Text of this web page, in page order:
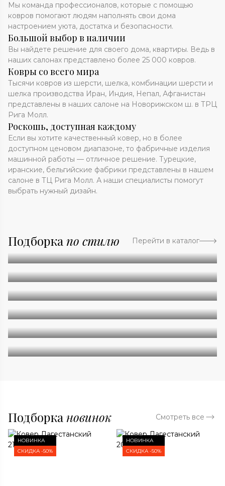
Мы команда профессионалов, которые с помощью
ковров помогают людям наполнять свои дома
настроением уюта, достатка и безопасности.
Большой выбор в наличии
Вы найдете решение для своего дома, квартиры. Ведь в
наших салонах представлено более 25 000 ковров.
Ковры со всего мира
Тысячи ковров из шерсти, шелка, комбинации шерсти и
шелка производства Иран, Индия, Непал, Афганистан
представлены в наших салоне на Новорижском ш. в ТРЦ
Рига Молл.
Роскошь, доступная каждому
Если вы хотите качественный ковер, но в более
доступном ценовом диапазоне, то фабричные изделия
машинной работы — отличное решение. Турецкие,
иранские, бельгийские фабрики представлены в нашем
салоне в ТЦ Рига Молл. А наши специалисты помогут
выбрать нужный дизайн.
Подборка по стилю Перейти в каталог
Абстракция
Однотонные
Геометрия
Классические
Современные
Дизайнерские
Подборка новинок Смотреть все
НОВИНКА
СКИДКА -50%
НОВИНКА
СКИДКА -50%